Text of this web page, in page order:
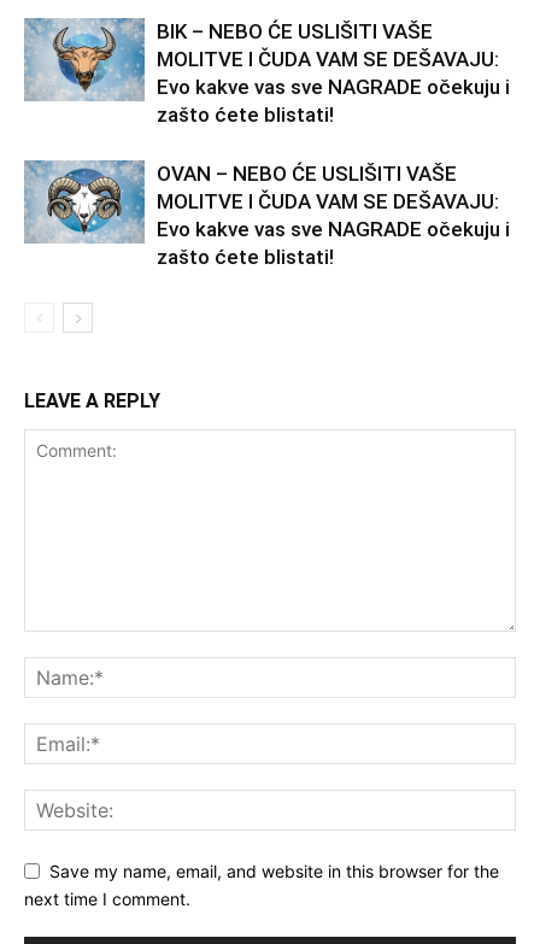
BIK – NEBO ĆE USLIŠITI VAŠE
MOLITVE I ČUDA VAM SE DEŠAVAJU:
Evo kakve vas sve NAGRADE očekuju i
zašto ćete blistati!
OVAN – NEBO ĆE USLIŠITI VAŠE
MOLITVE I ČUDA VAM SE DEŠAVAJU:
Evo kakve vas sve NAGRADE očekuju i
zašto ćete blistati!
LEAVE A REPLY
Save my name, email, and website in this browser for the
next time I comment.